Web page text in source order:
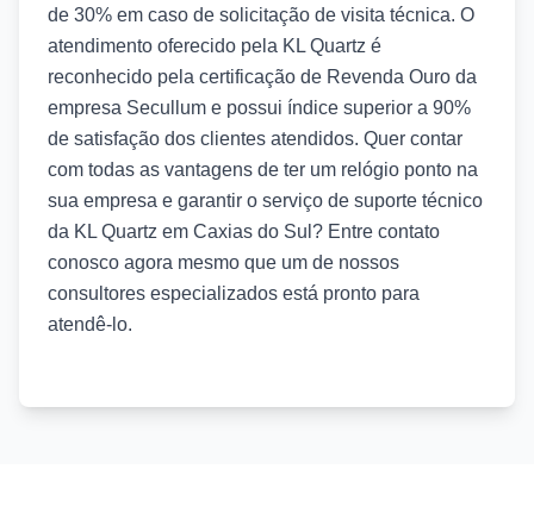
de 30% em caso de solicitação de visita técnica. O
atendimento oferecido pela KL Quartz é
reconhecido pela certificação de Revenda Ouro da
empresa Secullum e possui índice superior a 90%
de satisfação dos clientes atendidos. Quer contar
com todas as vantagens de ter um relógio ponto na
sua empresa e garantir o serviço de suporte técnico
da KL Quartz em Caxias do Sul? Entre contato
conosco agora mesmo que um de nossos
consultores especializados está pronto para
atendê-lo.